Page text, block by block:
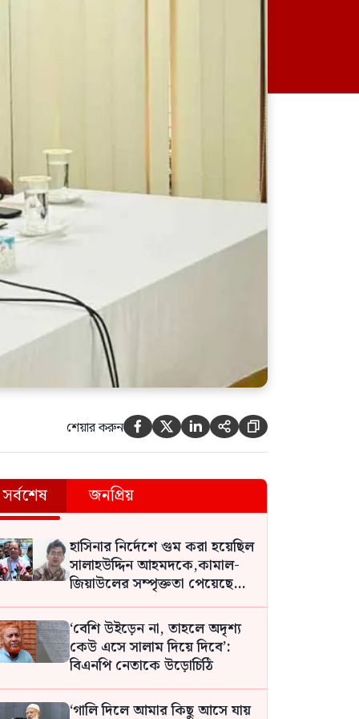
এক-এগারোতে বর্তমান
রেখে নির্যাতন করা হয়েছিল: চিফ
প্রসিকিউটর
দীর্ঘদিনের দাবি,ও গণতান্ত্রিক
আকাঙ্ক্ষার প্রতিফলন,কোনো
ব্যক্তির দেওয়া নয়: নুর
শেয়ার করুন     
সর্বশেষ জনপ্রিয়
হাসিনার নির্দেশে গুম করা হয়েছিল
সালাহউদ্দিন আহমদকে,কামাল-
জিয়াউলের সম্পৃক্ততা পেয়েছে
তদন্ত সংস্থা: চিফ প্রসিকিউটর
‘বেশি উইড়েন না, তাহলে অদৃশ্য
কেউ এসে সালাম দিয়ে দিবে’:
বিএনপি নেতাকে উড়োচিঠি
‘গালি দিলে আমার কিছু আসে যায়